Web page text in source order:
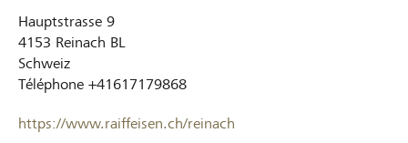
Hauptstrasse 9
4153 Reinach BL
Schweiz
Téléphone +41617179868
https://www.raiffeisen.ch/reinach